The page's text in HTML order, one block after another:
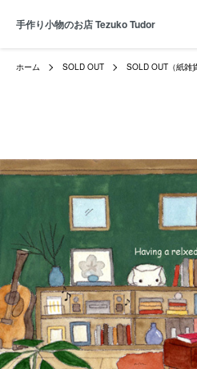
手作り小物のお店 Tezuko Tudor
ホーム SOLD OUT SOLD OUT（紙雑